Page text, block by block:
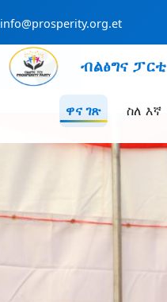
info@prosperity.org.et
ብልፅግና ፓርቲ
ዋና ገጽ ስለ እኛ